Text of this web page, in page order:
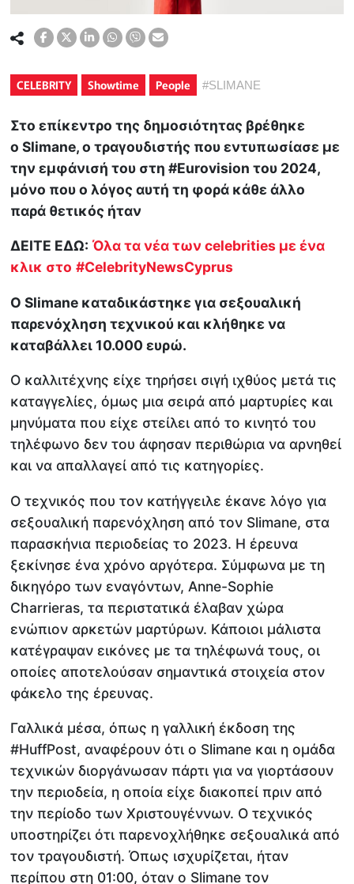
CELEBRITY Showtime People #SLIMANE
Στο επίκεντρο της δημοσιότητας βρέθηκε
ο Slimane, o τραγουδιστής που εντυπωσίασε με
την εμφάνισή του στη #Eurovision του 2024,
μόνο που ο λόγος αυτή τη φορά κάθε άλλο
παρά θετικός ήταν
ΔΕΙΤΕ ΕΔΩ: Όλα τα νέα των celebrities με ένα
κλικ στο #CelebrityNewsCyprus
Ο Slimane καταδικάστηκε για σεξουαλική
παρενόχληση τεχνικού και κλήθηκε να
καταβάλλει 10.000 ευρώ.
Ο καλλιτέχνης είχε τηρήσει σιγή ιχθύος μετά τις
καταγγελίες, όμως μια σειρά από μαρτυρίες και
μηνύματα που είχε στείλει από το κινητό του
τηλέφωνο δεν του άφησαν περιθώρια να αρνηθεί
και να απαλλαγεί από τις κατηγορίες.
Ο τεχνικός που τον κατήγγειλε έκανε λόγο για
σεξουαλική παρενόχληση από τον Slimane, στα
παρασκήνια περιοδείας το 2023. Η έρευνα
ξεκίνησε ένα χρόνο αργότερα. Σύμφωνα με τη
δικηγόρο των εναγόντων, Anne-Sophie
Charrieras, τα περιστατικά έλαβαν χώρα
ενώπιον αρκετών μαρτύρων. Κάποιοι μάλιστα
κατέγραψαν εικόνες με τα τηλέφωνά τους, οι
οποίες αποτελούσαν σημαντικά στοιχεία στον
φάκελο της έρευνας.
Γαλλικά μέσα, όπως η γαλλική έκδοση της
#HuffPost, αναφέρουν ότι ο Slimane και η ομάδα
τεχνικών διοργάνωσαν πάρτι για να γιορτάσουν
την περιοδεία, η οποία είχε διακοπεί πριν από
την περίοδο των Χριστουγέννων. Ο τεχνικός
υποστηρίζει ότι παρενοχλήθηκε σεξουαλικά από
τον τραγουδιστή. Όπως ισχυρίζεται, ήταν
περίπου στη 01:00, όταν ο Slimane τον